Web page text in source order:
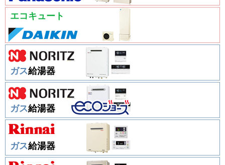
エコキュート
ガス給湯器
ガス給湯器
ガス給湯器